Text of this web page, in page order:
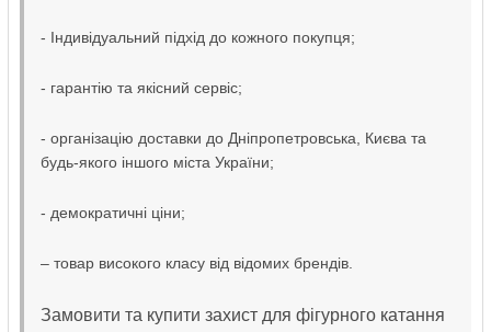
- Індивідуальний підхід до кожного покупця;
- гарантію та якісний сервіс;
- організацію доставки до Дніпропетровська, Києва та
будь-якого іншого міста України;
- демократичні ціни;
– товар високого класу від відомих брендів.
Замовити та купити захист для фігурного катання